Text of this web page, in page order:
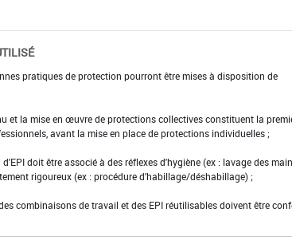
pratiques de protection pourront être mises à disposition de
et la mise en œuvre de protections collectives constituent la
avant la mise en place de protections individuelles ;
doit être associé à des réflexes d'hygiène (ex : lavage des
rigoureux (ex : procédure d'habillage/déshabillage) ;
combinaisons de travail et des EPI réutilisables doivent être